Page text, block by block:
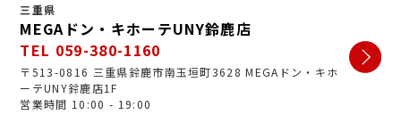
三重県
MEGAドン・キホーテUNY鈴鹿店
TEL 059-380-1160
〒513-0816 三重県鈴鹿市南玉垣町3628 MEGAドン・キホ
ーテUNY鈴鹿店1F
営業時間 10:00 - 19:00